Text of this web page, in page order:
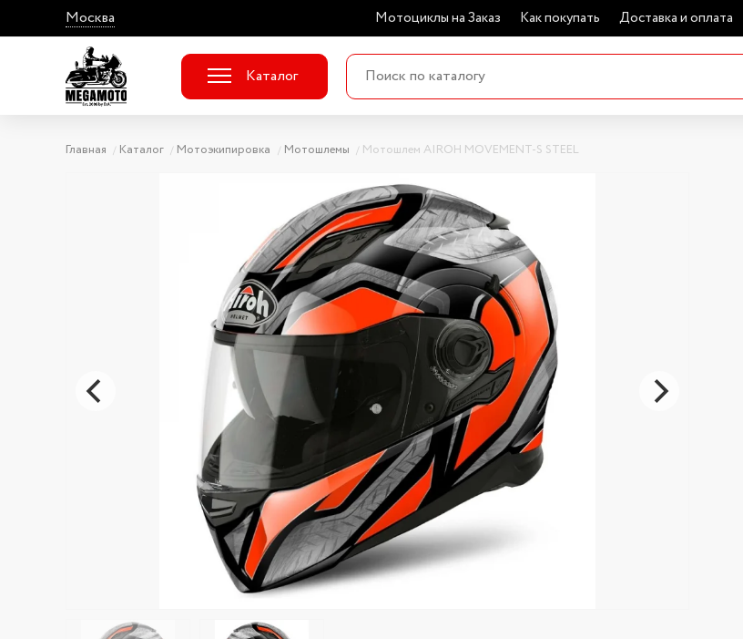
Москва Мотоциклы на Заказ Как покупать Доставка и оплата
Каталог
Главная Каталог Мотоэкипировка Мотошлемы Мотошлем AIROH MOVEMENT-S STEEL